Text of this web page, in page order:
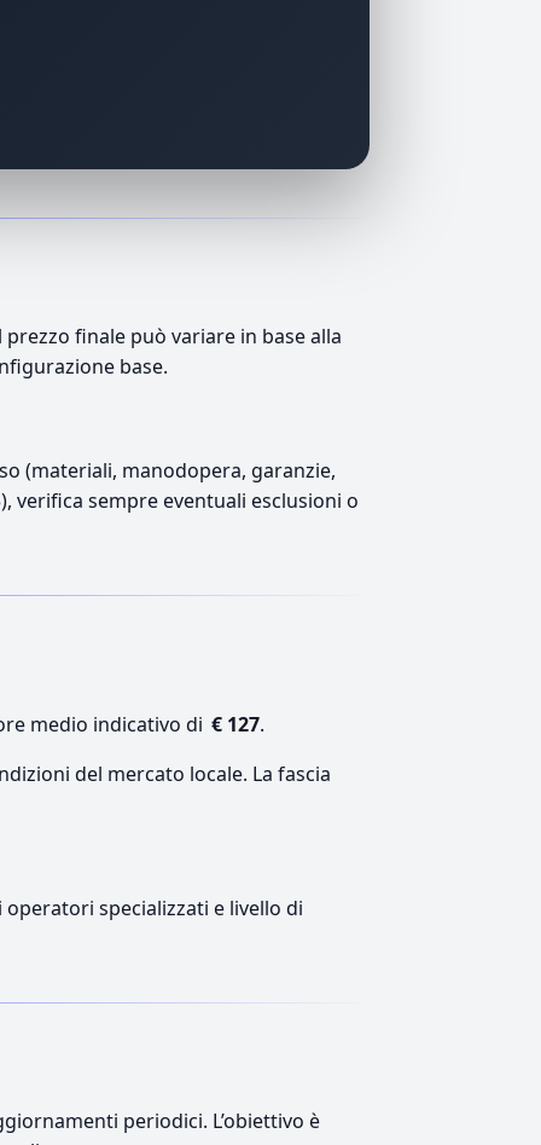
finale può variare in base alla
base.
(materiali, manodopera, garanzie,
verifica sempre eventuali esclusioni o
medio indicativo di € 127.
del mercato locale. La fascia
operatori specializzati e livello di
periodici. L’obiettivo è